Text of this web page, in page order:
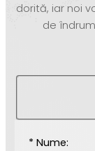
dorită, iar noi
de
* Nume: